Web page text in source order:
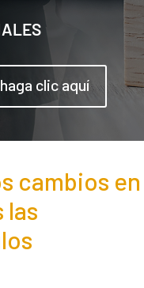
clic aquí
cambios en
las